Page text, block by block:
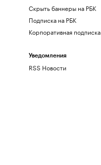
Скрыть баннеры на РБК
Подписка на РБК
Корпоративная подписка
Уведомления
RSS Новости